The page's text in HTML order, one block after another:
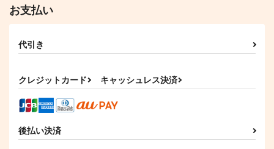
電光石火
新宿番外地
629円（税込）
Midnight Debugging
衝撃の辛味
787円
ない
お支払い
代引き
クレジットカード キャッシュレス決済
後払い決済